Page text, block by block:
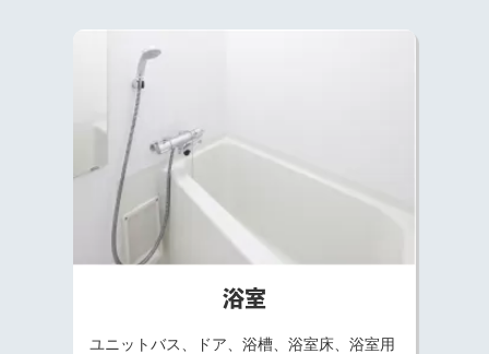
浴室
ユニットバス、ドア、浴槽、浴室床、浴室用